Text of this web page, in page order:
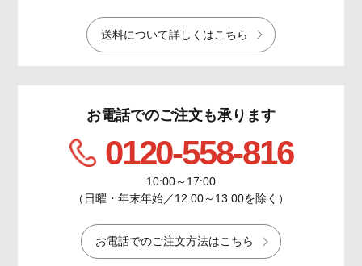
送料について詳しくはこちら
お電話でのご注文も承ります
0120-558-816
10:00～17:00
（日曜・年末年始／12:00～13:00を除く）
お電話でのご注文方法はこちら